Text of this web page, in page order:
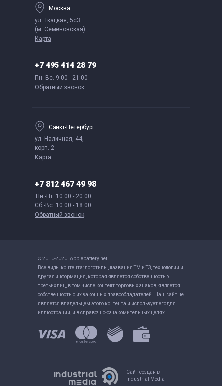
Москва
ул. Ткацкая, 5с3
(м. Семеновская)
Карта
+7 495 414 28 79
Пн.-Вс. 9:00 - 21:00
Обратный звонок
Санкт-Петербург
ул. Наличная, 44,
корп. 2
Карта
+7 812 467 49 98
Пн.-Пт. 10:00 - 20:00
Сб.-Вс. 10:00 - 18:00
Обратный звонок
© 2010-2020. Applebattery.net
Все виды контента: логотипы, названия ТМ и ТЗ, технологии и
другая информация, которая является собственностью
третьих лиц, в том числе контент торговых знаков, является
собственностью их законных правообладателей. Наш сайт не
является владельцем этого контента и использует его для
иллюстрации, и в справочно-ознакомительных целях.
Сайт создан в
Industrial Media